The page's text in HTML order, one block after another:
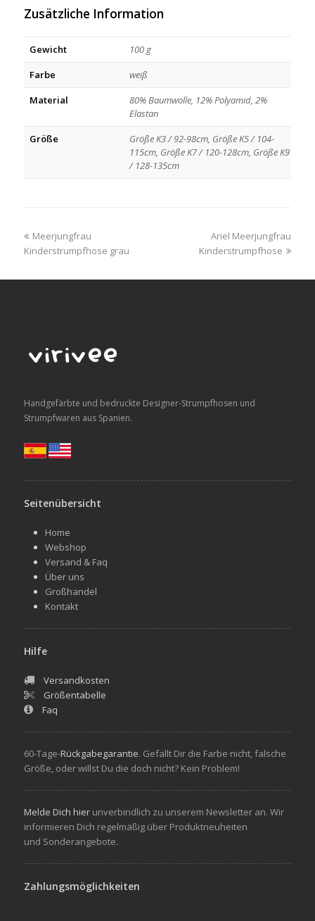
Zusätzliche Information
Gewicht
100 g
Farbe
weiß
Material
80% Baumwolle, 12% Polyamid, 2%
Elastan
Größe
Größe K3 / 92-98cm, Größe K5 / 104-
115cm, Größe K7 / 120-128cm, Größe K9
/ 128-135cm
previous
post:
Meerjungfrau
Kinderstrumpfhose grau
next
post:
Ariel Meerjungfrau
Kinderstrumpfhose
Handgefärbte und bedruckte Designer-Strumpfhosen und
Strumpfwaren aus Spanien.
Seitenübersicht
Home
Webshop
Versand & Faq
Über uns
Großhandel
Kontakt
Hilfe
Versandkosten
Größentabelle
Faq
60-Tage-Rückgabegarantie. Gefallt Dir die Farbe nicht, falsche
Größe, oder willst Du die doch nicht? Kein Problem!
Melde Dich hierunverbindlich zu unserem Newsletter an. Wir
informieren Dich regelmäßig über Produktneuheiten
und Sonderangebote.
Zahlungsmöglichkeiten